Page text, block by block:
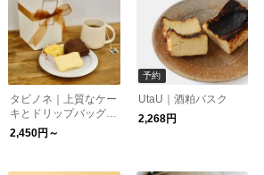
タビノネ｜上質なケー
キとドリップバッグコ
ーヒーのバースデーセ
ット
2,450円～
予約
UtaU｜酒粕バスク
2,268円